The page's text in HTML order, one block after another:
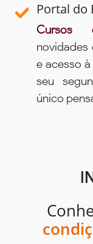
Portal do
Cursos
novidades
e acesso
seu
único